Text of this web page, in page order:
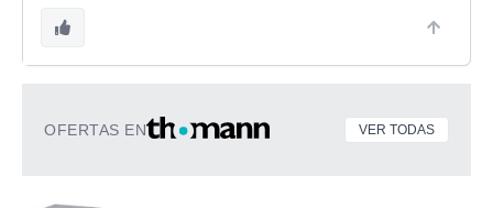
OFERTAS EN VER TODAS